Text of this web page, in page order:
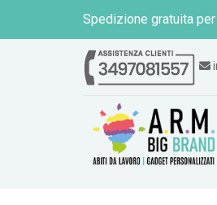
Spedizione gratuita